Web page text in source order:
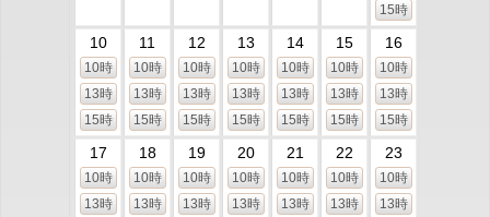
15時
10
10時
13時
15時
11
10時
13時
15時
12
10時
13時
15時
13
10時
13時
15時
14
10時
13時
15時
15
10時
13時
15時
16
10時
13時
15時
17
10時
13時
18
10時
13時
19
10時
13時
20
10時
13時
21
10時
13時
22
10時
13時
23
10時
13時